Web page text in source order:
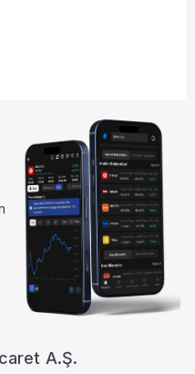
A.Ş.